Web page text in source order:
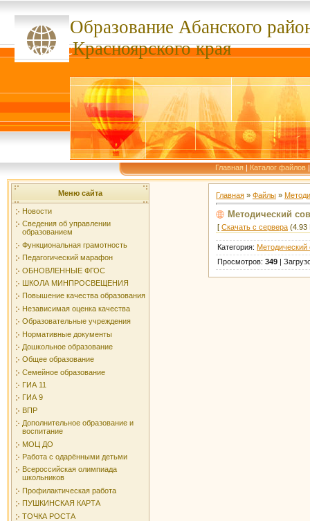
Образование Абанского
сссссссКрасноярского края
Главная | Каталог файлов
Меню сайта
Новости
Сведения об управлении
образованием
Функциональная грамотность
Педагогический марафон
ОБНОВЛЕННЫЕ ФГОС
ШКОЛА МИНПРОСВЕЩЕНИЯ
Повышение качества образования
Независимая оценка качества
Образовательные учреждения
Нормативные документы
Дошкольное образование
Общее образование
Семейное образование
ГИА 11
ГИА 9
ВПР
Дополнительное образование и
воспитание
МОЦ ДО
Работа с одарёнными детьми
Всероссийская олимпиада
школьников
Профилактическая работа
ПУШКИНСКАЯ КАРТА
ТОЧКА РОСТА
Главная » Файлы »
Методический
[ Скачать с сервера (4.93
Категория: Методический
Просмотров: 349 |